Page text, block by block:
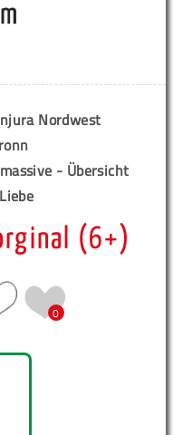
Nordwest
- Übersicht
(6+)
0